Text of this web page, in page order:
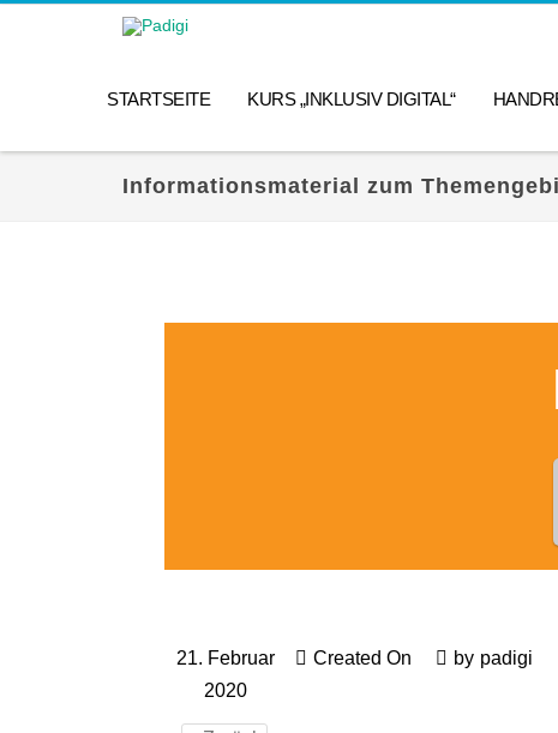
STARTSEITE KURS „INKLUSIV DIGITAL“
Informationsmaterial zum
Created On
21. Februar
2020
by padigi